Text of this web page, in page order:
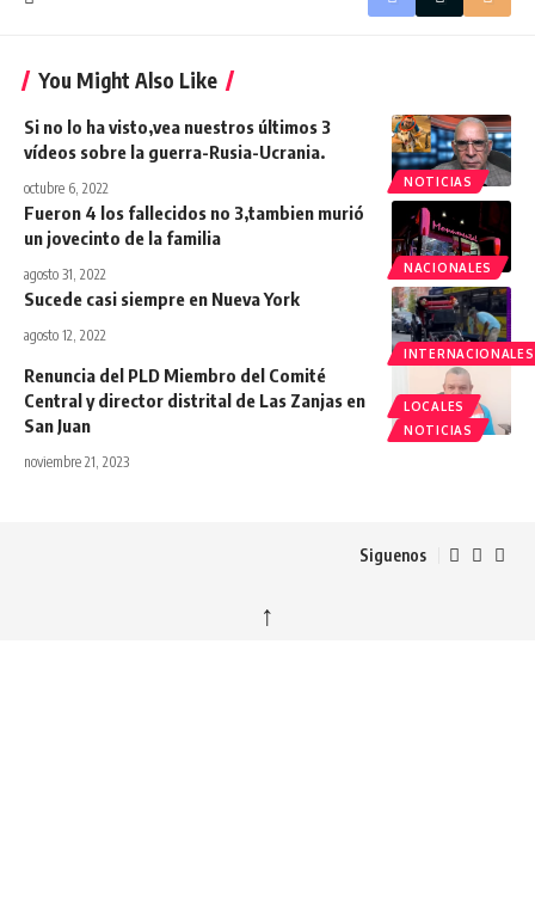
You Might Also Like
NOTICIAS
Si no lo ha visto,vea nuestros últimos 3
vídeos sobre la guerra-Rusia-Ucrania.
octubre 6, 2022
NACIONALES
Fueron 4 los fallecidos no 3,tambien murió
un jovecinto de la familia
agosto 31, 2022
INTERNACIONALES
Sucede casi siempre en Nueva York
agosto 12, 2022
LOCALES
NOTICIAS
Renuncia del PLD Miembro del Comité
Central y director distrital de Las Zanjas en
San Juan
noviembre 21, 2023
Siguenos
↑